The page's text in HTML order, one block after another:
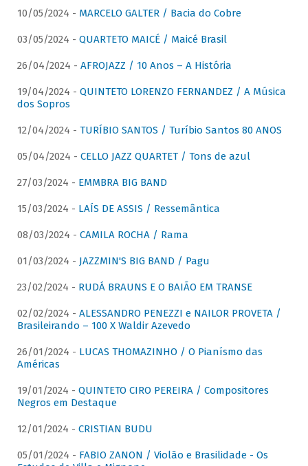
10/05/2024 - MARCELO GALTER / Bacia do Cobre
03/05/2024 - QUARTETO MAICÉ / Maicé Brasil
26/04/2024 - AFROJAZZ / 10 Anos – A História
19/04/2024 - QUINTETO LORENZO FERNANDEZ / A Música
dos Sopros
12/04/2024 - TURÍBIO SANTOS / Turíbio Santos 80 ANOS
05/04/2024 - CELLO JAZZ QUARTET / Tons de azul
27/03/2024 - EMMBRA BIG BAND
15/03/2024 - LAÍS DE ASSIS / Ressemântica
08/03/2024 - CAMILA ROCHA / Rama
01/03/2024 - JAZZMIN'S BIG BAND / Pagu
23/02/2024 - RUDÁ BRAUNS E O BAIÃO EM TRANSE
02/02/2024 - ALESSANDRO PENEZZI e NAILOR PROVETA /
Brasileirando – 100 X Waldir Azevedo
26/01/2024 - LUCAS THOMAZINHO / O Pianísmo das
Américas
19/01/2024 - QUINTETO CIRO PEREIRA / Compositores
Negros em Destaque
12/01/2024 - CRISTIAN BUDU
05/01/2024 - FABIO ZANON / Violão e Brasilidade - Os